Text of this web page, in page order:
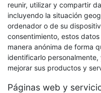
reunir, utilizar y compartir
incluyendo la situación
ordenador o de su
consentimiento, estos
manera anónima de forma
identificarlo
mejorar sus productos y
Páginas web y